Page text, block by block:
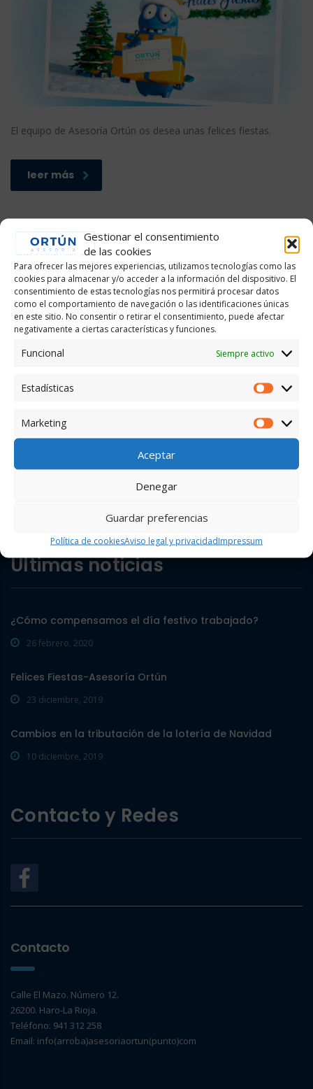
Gestionar el consentimiento
de las cookies
Para ofrecer las mejores experiencias, utilizamos tecnologías como las
cookies para almacenar y/o acceder a la información del dispositivo. El
consentimiento de estas tecnologías nos permitirá procesar datos
como el comportamiento de navegación o las identificaciones únicas
en este sitio. No consentir o retirar el consentimiento, puede afectar
negativamente a ciertas características y funciones.
Funcional Siempre activo
Estadísticas
Marketing
Aceptar
Denegar
Guardar preferencias
Política de cookiesAviso legal y privacidadImpressum
El equipo de Asesoría Ortún os desea unas felices fiestas.
leer más
Asesoría Ortún
Últimas noticias
¿Cómo compensamos el día festivo trabajado?
26 febrero, 2020
Felices Fiestas-Asesoría Ortún
23 diciembre, 2019
Cambios en la tributación de la lotería de Navidad
10 diciembre, 2019
Contacto y Redes
Contacto
Calle El Mazo. Número 12.
26200. Haro-La Rioja.
Teléfono: 941 312 258
Email: info(arroba)asesoriaortun(punto)com